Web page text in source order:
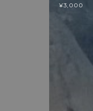
¥3,000